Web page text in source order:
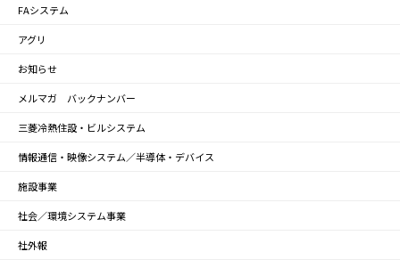
FAシステム
アグリ
お知らせ
メルマガ バックナンバー
三菱冷熱住設・ビルシステム
情報通信・映像システム／半導体・デバイス
施設事業
社会／環境システム事業
社外報